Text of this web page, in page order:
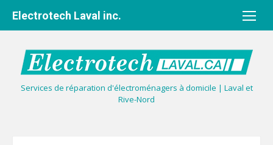
Services de réparation d'électroménagers à domicile | Laval et
Rive-Nord
Electrotech Laval inc.